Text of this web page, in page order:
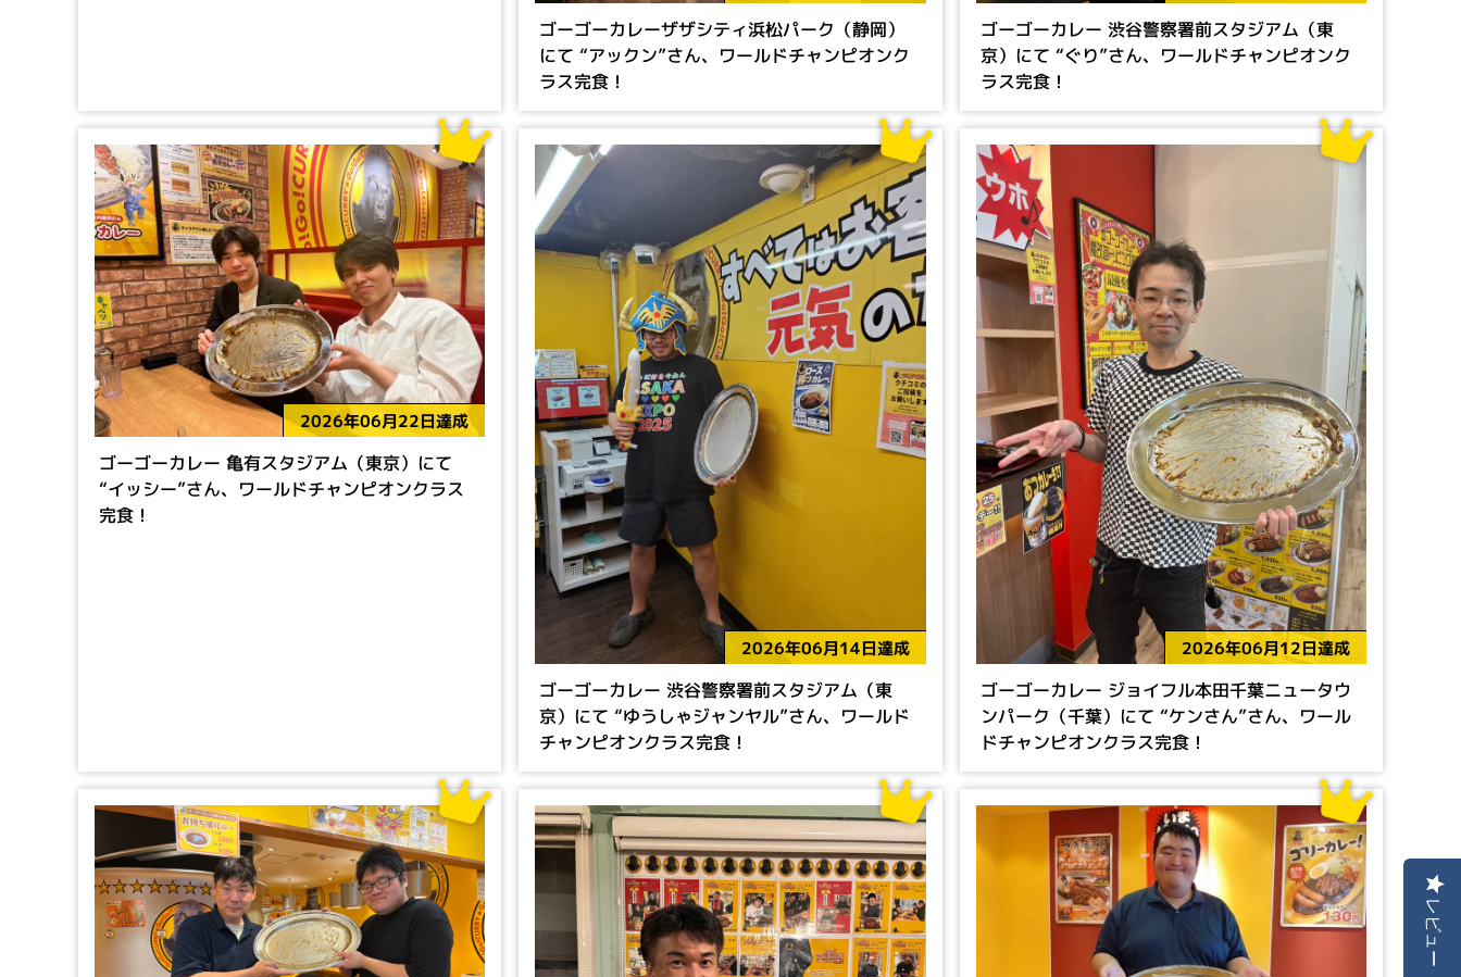
ゴーゴーカレーザザシティ浜松パーク（静岡）
にて “アックン”さん、ワールドチャンピオンク
ラス完食！
ゴーゴーカレー 渋谷警察署前スタジアム（東
京）にて “ぐり”さん、ワールドチャンピオンク
ラス完食！
2026年06月22日達成
ゴーゴーカレー 亀有スタジアム（東京）にて
“イッシー”さん、ワールドチャンピオンクラス
完食！
2026年06月14日達成
ゴーゴーカレー 渋谷警察署前スタジアム（東
京）にて “ゆうしゃジャンヤル”さん、ワールド
チャンピオンクラス完食！
2026年06月12日達成
ゴーゴーカレー ジョイフル本田千葉ニュータウ
ンパーク（千葉）にて “ケンさん”さん、ワール
ドチャンピオンクラス完食！
レビュー